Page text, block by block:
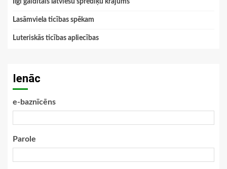
Ilgi gaidītais latviešu sprediķu krājums
Lasāmviela ticības spēkam
Luteriskās ticības apliecības
Ienāc
e-baznīcēns
Parole